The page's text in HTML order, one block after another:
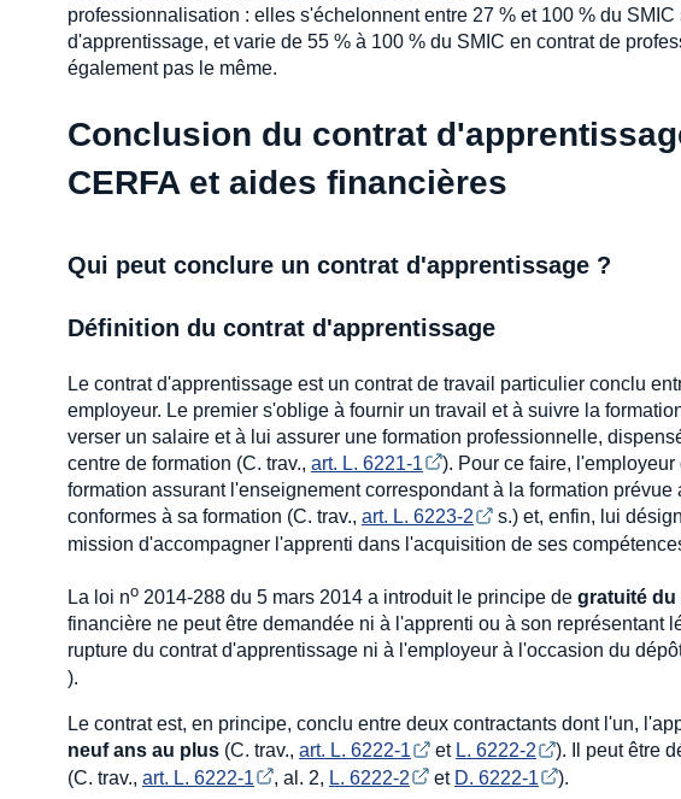
professionnalisation : elles s'échelonnent entre 27 % et 100 % du
d'apprentissage, et varie de 55 % à 100 % du SMIC en contrat de
également pas le même.
Conclusion du contrat
CERFA et aides financières
Qui peut conclure un contrat d'apprentissage ?
Définition du contrat d'apprentissage
Le contrat d'apprentissage est un contrat de travail particulier conclu
employeur. Le premier s'oblige à fournir un travail et à suivre la
verser un salaire et à lui assurer une formation professionnelle,
centre de formation (C. trav., art. L. 6221-1
). Pour ce faire,
formation assurant l'enseignement correspondant à la formation
conformes à sa formation (C. trav., art. L. 6223-2 s.) et, enfin, lui
mission d'accompagner l'apprenti dans l'acquisition de ses
La loi no 2014-288 du 5 mars 2014 a introduit le principe de gratuité
financière ne peut être demandée ni à l'apprenti ou à son représentant
rupture du contrat d'apprentissage ni à l'employeur à l'occasion du
).
Le contrat est, en principe, conclu entre deux contractants dont l'un,
neuf ans au plus (C. trav., art. L. 6222-1 et L. 6222-2
). Il peut être
(C. trav., art. L. 6222-1 , al. 2, L. 6222-2 et D. 6222-1 ).